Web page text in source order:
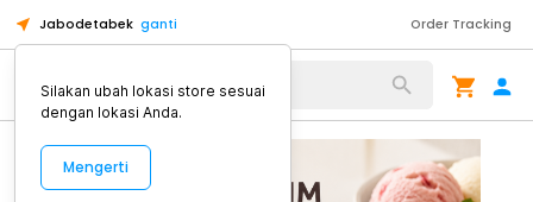
Jabodetabek ganti Order Tracking
Alat Kopi
Silakan ubah lokasi store sesuai
dengan lokasi Anda.
Mengerti